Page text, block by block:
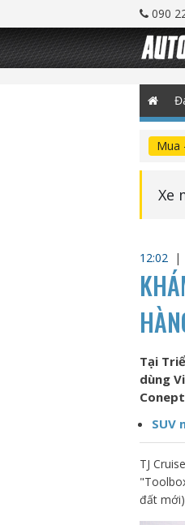
090
Mua
Xe
12:02 |
Tại
dùng
SUV
TJ
đất